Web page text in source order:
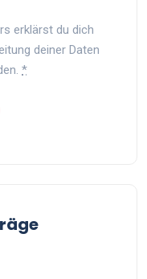
erklärst du dich
deiner Daten
*